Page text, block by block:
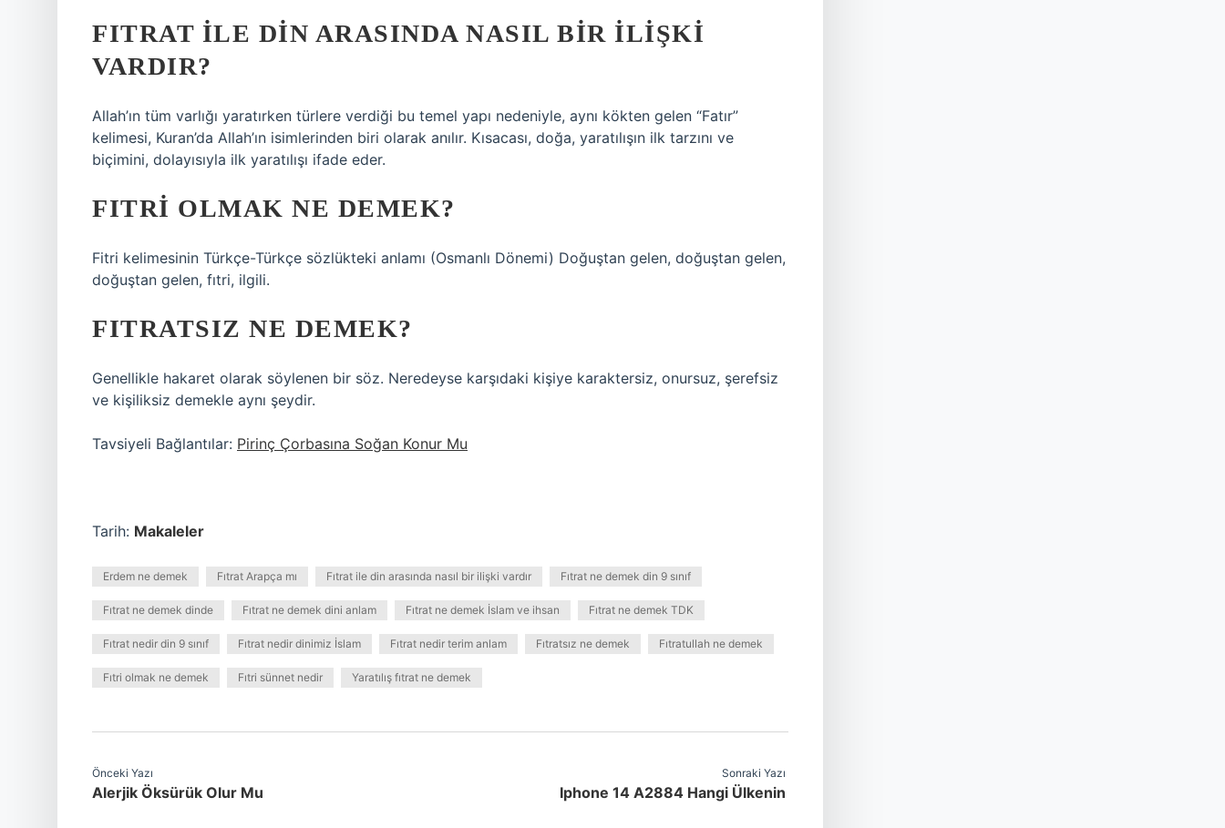
FITRAT ILE DIN ARASINDA NASIL BIR ILIŞKI
VARDIR?
Allah’ın tüm varlığı yaratırken türlere verdiği bu temel yapı nedeniyle, aynı kökten gelen “Fatır”
kelimesi, Kuran’da Allah’ın isimlerinden biri olarak anılır. Kısacası, doğa, yaratılışın ilk tarzını ve
biçimini, dolayısıyla ilk yaratılışı ifade eder.
FITRI OLMAK NE DEMEK?
Fitri kelimesinin Türkçe-Türkçe sözlükteki anlamı (Osmanlı Dönemi) Doğuştan gelen, doğuştan gelen,
doğuştan gelen, fıtri, ilgili.
FITRATSIZ NE DEMEK?
Genellikle hakaret olarak söylenen bir söz. Neredeyse karşıdaki kişiye karaktersiz, onursuz, şerefsiz
ve kişiliksiz demekle aynı şeydir.
Tavsiyeli Bağlantılar: Pirinç Çorbasına Soğan Konur Mu
Tarih: Makaleler
Erdem ne demek Fıtrat Arapça mı Fıtrat ile din arasında nasıl bir ilişki vardır Fıtrat ne demek din 9 sınıf
Fıtrat ne demek dinde Fıtrat ne demek dini anlam Fıtrat ne demek İslam ve ihsan Fıtrat ne demek TDK
Fıtrat nedir din 9 sınıf Fıtrat nedir dinimiz İslam Fıtrat nedir terim anlam Fıtratsız ne demek Fıtratullah ne demek
Fıtri olmak ne demek Fıtri sünnet nedir Yaratılış fıtrat ne demek
Önceki Yazı
Alerjik Öksürük Olur Mu
Sonraki Yazı
Iphone 14 A2884 Hangi Ülkenin